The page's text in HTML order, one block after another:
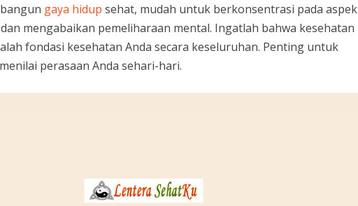
gaya hidup sehat, mudah untuk berkonsentrasi pada aspek
mengabaikan pemeliharaan mental. Ingatlah bahwa kesehatan
fondasi kesehatan Anda secara keseluruhan. Penting untuk
perasaan Anda sehari-hari.